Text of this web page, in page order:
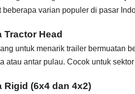
beberapa varian populer di pasar
Tractor Head
untuk menarik trailer bermuatan
atau antar pulau. Cocok untuk
Rigid (6x4 dan 4x2)